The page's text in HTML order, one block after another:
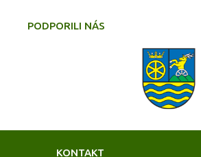
PODPORILI NÁS
KONTAKT